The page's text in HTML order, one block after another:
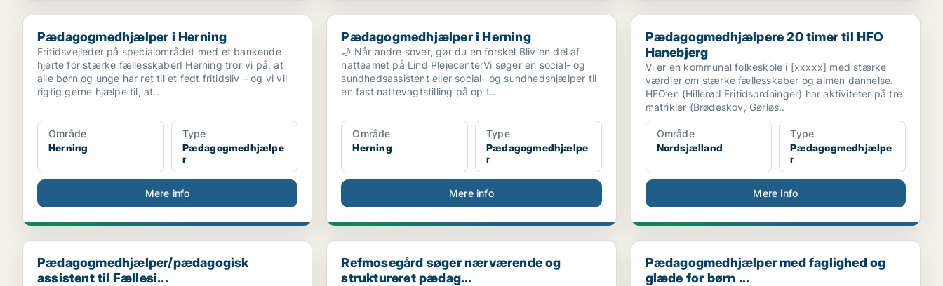
Pædagogmedhjælper i Herning
Pædagogmedhjælper i Herning
Fritidsvejleder på specialområdet med et bankende
hjerte for stærke fællesskaberI Herning tror vi på, at
alle børn og unge har ret til et fedt fritidsliv – og vi vil
rigtig gerne hjælpe til, at..
Område
Herning
Type
Pædagogmedhjælpe
r
Mere info
Pædagogmedhjælper i Herning
Pædagogmedhjælper i Herning
🌙 Når andre sover, gør du en forskel Bliv en del af
natteamet på Lind PlejecenterVi søger en social- og
sundhedsassistent eller social- og sundhedshjælper til
en fast nattevagtstilling på op t..
Område
Herning
Type
Pædagogmedhjælpe
r
Mere info
Pædagogmedhjælpere 20 timer til HFO Hanebjerg
Pædagogmedhjælpere 20 timer til HFO
Hanebjerg
Vi er en kommunal folkeskole i [xxxxx] med stærke
værdier om stærke fællesskaber og almen dannelse.
HFO’en (Hillerød Fritidsordninger) har aktiviteter på tre
matrikler (Brødeskov, Gørløs..
Område
Nordsjælland
Type
Pædagogmedhjælpe
r
Mere info
Pædagogmedhjælper/pædagogisk assistent til Fællesi...
Pædagogmedhjælper/pædagogisk
assistent til Fællesi...
Refmosegård søger nærværende og struktureret pædag...
Refmosegård søger nærværende og
struktureret pædag...
Pædagogmedhjælper med faglighed og glæde for børn
Pædagogmedhjælper med faglighed og
glæde for børn ...